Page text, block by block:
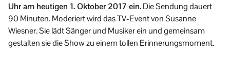
Uhr am heutigen 1. Oktober 2017 ein.Die Sendung dauert
90 Minuten. Moderiert wird das TV-Event von Susanne
Wiesner. Sie lädt Sänger und Musiker ein und gemeinsam
gestalten sie die Show zu einem tollen Erinnerungsmoment.